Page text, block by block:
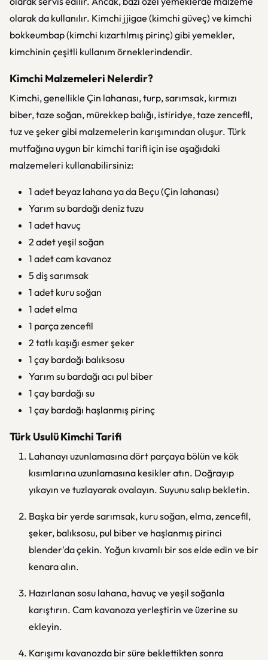
olarak da kullanılır. Kimchi jjigae (kimchi güveç) ve kimchi
bokkeumbap (kimchi kızartılmış pirinç) gibi yemekler,
kimchinin çeşitli kullanım örneklerindendir.
Kimchi Malzemeleri Nelerdir?
Kimchi, genellikle Çin lahanası, turp, sarımsak, kırmızı
biber, taze soğan, mürekkep balığı, istiridye, taze zencefil,
tuz ve şeker gibi malzemelerin karışımından oluşur. Türk
mutfağına uygun bir kimchi tarifi için ise aşağıdaki
malzemeleri kullanabilirsiniz:
1 adet beyaz lahana ya da Beçu (Çin lahanası)
Yarım su bardağı deniz tuzu
1 adet havuç
2 adet yeşil soğan
1 adet cam kavanoz
5 diş sarımsak
1 adet kuru soğan
1 adet elma
1 parça zencefil
2 tatlı kaşığı esmer şeker
1 çay bardağı balıksosu
Yarım su bardağı acı pul biber
1 çay bardağı su
1 çay bardağı haşlanmış pirinç
Türk Usulü Kimchi Tarifi
Lahanayı uzunlamasına dört parçaya bölün ve kök
kısımlarına uzunlamasına kesikler atın. Doğrayıp
yıkayın ve tuzlayarak ovalayın. Suyunu salıp bekletin.
Başka bir yerde sarımsak, kuru soğan, elma, zencefil,
şeker, balıksosu, pul biber ve haşlanmış pirinci
blender'da çekin. Yoğun kıvamlı bir sos elde edin ve bir
kenara alın.
Hazırlanan sosu lahana, havuç ve yeşil soğanla
karıştırın. Cam kavanoza yerleştirin ve üzerine su
ekleyin.
Karışımı kavanozda bir süre beklettikten sonra